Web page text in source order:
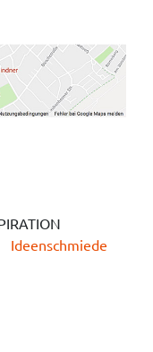
Ideenschmiede